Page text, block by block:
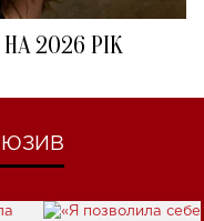
2026 РІК